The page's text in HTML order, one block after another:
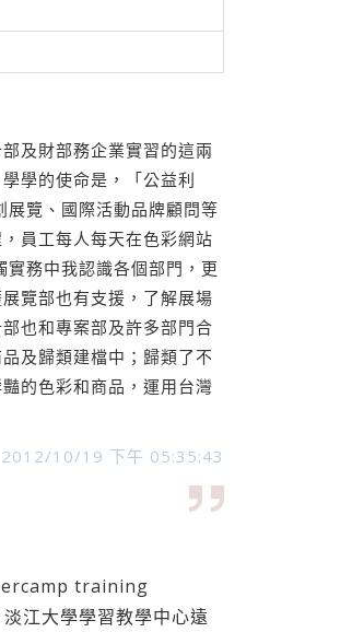
及財部務企業實習的這兩
學的使命是，「公益利
覽、國際活動品牌顧問等
員工每人每天在色彩網站
務中我認識各個部門，更
覽部也有支援，了解展場
也和專案部及許多部門合
及歸類建檔中；歸類了不
的色彩和商品，運用台灣
2012/10/19 下午 05:35:43
training
江大學學習教學中心遠